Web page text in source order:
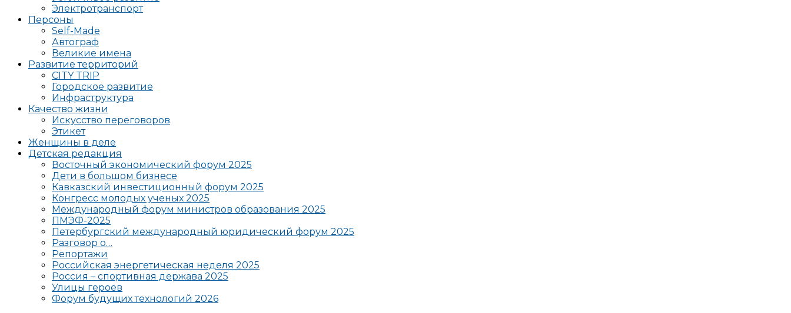
Электротранспорт
Персоны
Self-Made
Автограф
Великие имена
Развитие территорий
CITY TRIP
Городское развитие
Инфраструктура
Качество жизни
Искусство переговоров
Этикет
Женщины в деле
Детская редакция
Восточный экономический форум 2025
Дети в большом бизнесе
Кавказский инвестиционный форум 2025
Конгресс молодых ученых 2025
Международный форум министров образования 2025
ПМЭФ-2025
Петербургский международный юридический форум 2025
Разговор о…
Репортажи
Российская энергетическая неделя 2025
Россия – спортивная держава 2025
Улицы героев
Форум будущих технологий 2026